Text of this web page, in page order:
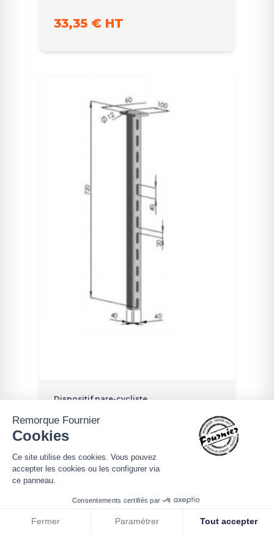
33,35 € HT
Dispositif pare-cycliste
Paire de poteau fixe pour
pare-cycliste
23,00 € HT
Remorque Fournier
Cookies
Ce site utilise des cookies. Vous pouvez
accepter les cookies ou les configurer via
ce panneau.
Consentements certifiés par
Fermer Paramétrer Tout accepter